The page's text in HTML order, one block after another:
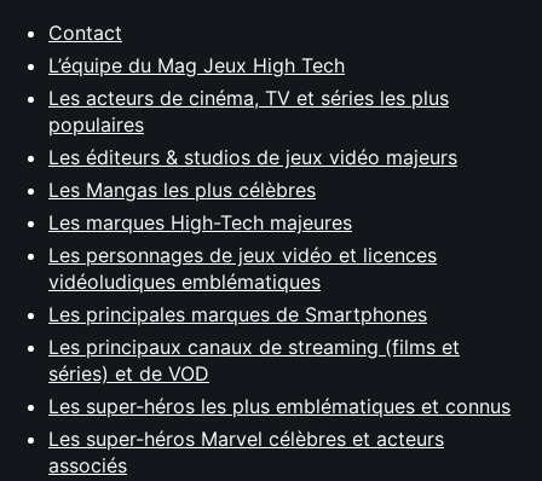
Contact
L’équipe du Mag Jeux High Tech
Les acteurs de cinéma, TV et séries les plus
populaires
Les éditeurs & studios de jeux vidéo majeurs
Les Mangas les plus célèbres
Les marques High-Tech majeures
Les personnages de jeux vidéo et licences
vidéoludiques emblématiques
Les principales marques de Smartphones
Les principaux canaux de streaming (films et
séries) et de VOD
Les super-héros les plus emblématiques et connus
Les super-héros Marvel célèbres et acteurs
associés